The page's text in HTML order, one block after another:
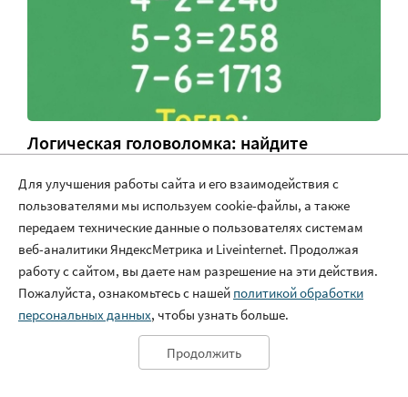
Логическая головоломка: найдите
алгоритм последовательности чисел
Для улучшения работы сайта и его взаимодействия с
пользователями мы используем cookie-файлы, а также
передаем технические данные о пользователях системам
веб-аналитики ЯндексМетрика и Liveinternet. Продолжая
работу с сайтом, вы даете нам разрешение на эти действия.
Пожалуйста, ознакомьтесь с нашей политикой обработки
персональных данных, чтобы узнать больше.
Продолжить